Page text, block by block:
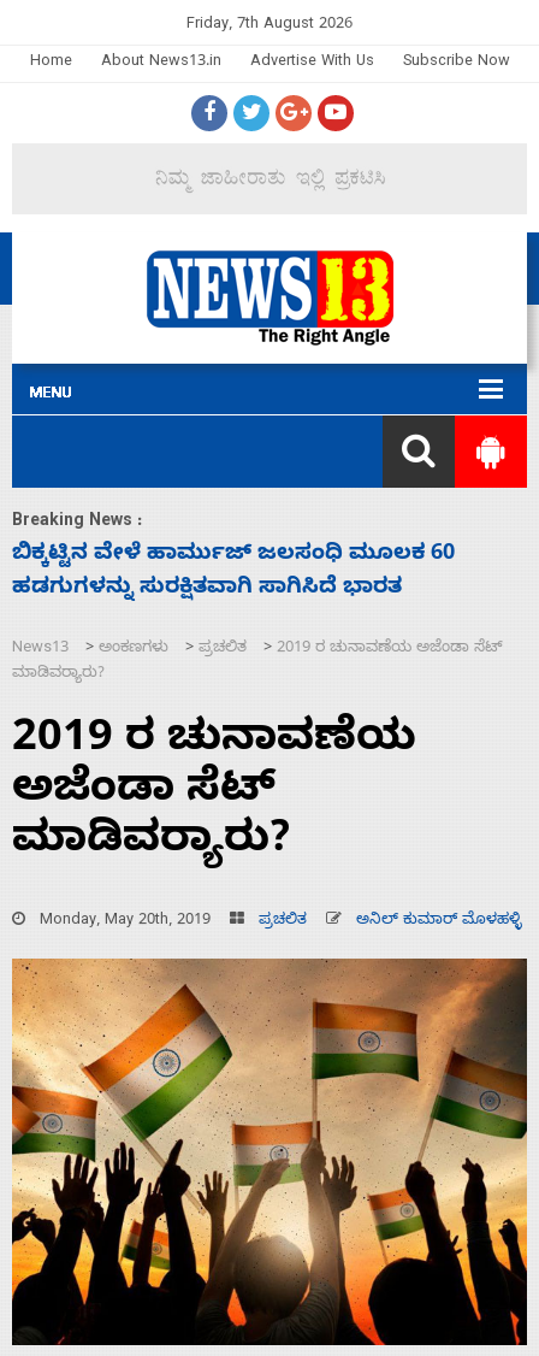
Friday, 7th August 2026
Home
About News13.in Advertise With Us Subscribe Now
Breaking News :
ನಾಗೇಂದ್ರ ರಾಜೀನಾಮೆ ಕೊಡದಿದ್ದರೆ ಸದನ ನಡೆಸಲು
ಬಿಡೆವು: ಛಲವಾದಿ ನಾರಾಯಣಸ್ವಾಮಿ
News13 > ಅಂಕಣಗಳು > ಪ್ರಚಲಿತ > 2019 ರ ಚುನಾವಣೆಯ ಅಜೆಂಡಾ ಸೆಟ್
ಮಾಡಿವರ್‍ಯಾರು?
2019 ರ ಚುನಾವಣೆಯ
ಅಜೆಂಡಾ ಸೆಟ್
ಮಾಡಿವರ್‍ಯಾರು?
Monday, May 20th, 2019 ಪ್ರಚಲಿತ ಅನಿಲ್ ಕುಮಾರ್ ಮೊಳಹಳ್ಳಿ